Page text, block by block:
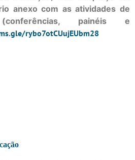
anexo com as atividades de
painéis e
rybo7otCUujEUbm28